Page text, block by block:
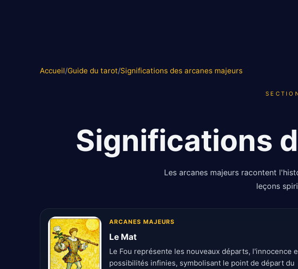
Accueil/Guide du tarot/Significations des arcanes majeurs
Significations
Les arcanes majeurs racontent
leçons
ARCANES MAJEURS
Le Mat
Le Fou représente les nouveaux départs, l'innocence
possibilités infinies, symbolisant le point de départ du